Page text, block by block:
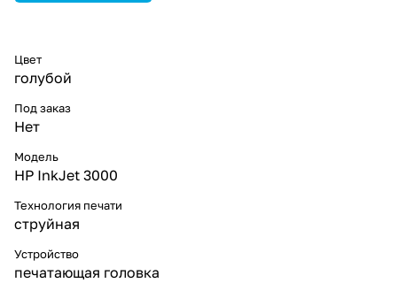
Цвет
голубой
Под заказ
Нет
Модель
HP InkJet 3000
Технология печати
струйная
Устройство
печатающая головка